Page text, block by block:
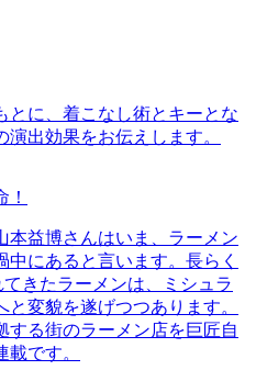
とに、着こなし術とキーとな
出効果をお伝えします。
本益博さんはいま、ラーメン
中にあると言います。長らく
きたラーメンは、ミシュラ
変貌を遂げつつあります。
する街のラーメン店を巨匠自
です。